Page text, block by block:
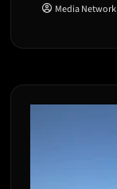
Media Network